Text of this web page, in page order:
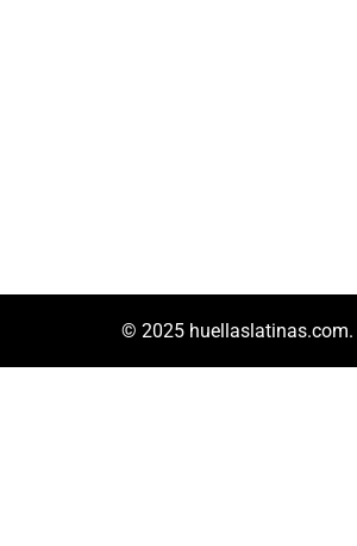
© 2025 huellaslatinas.com.